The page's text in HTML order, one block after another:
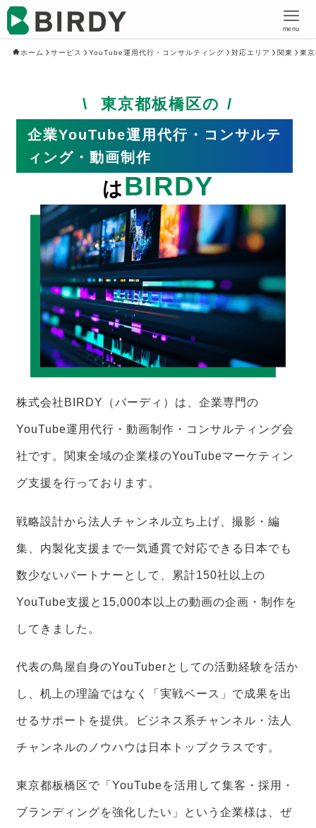
menu
ホーム サービス YouTube運用代行・コンサルティング 対応エリア 関東 東
東京都板橋区の
企業YouTube運用代行・コンサルテ
ィング・動画制作
はBIRDY
株式会社BIRDY（バーディ）は、企業専門の
YouTube運用代行・動画制作・コンサルティング会
社です。関東全域の企業様のYouTubeマーケティン
グ支援を行っております。
戦略設計から法人チャンネル立ち上げ、撮影・編
集、内製化支援まで一気通貫で対応できる日本でも
数少ないパートナーとして、累計150社以上の
YouTube支援と15,000本以上の動画の企画・制作を
してきました。
代表の鳥屋自身のYouTuberとしての活動経験を活か
し、机上の理論ではなく「実戦ベース」で成果を出
せるサポートを提供。ビジネス系チャンネル・法人
チャンネルのノウハウは日本トップクラスです。
東京都板橋区で「YouTubeを活用して集客・採用・
ブランディングを強化したい」という企業様は、ぜ